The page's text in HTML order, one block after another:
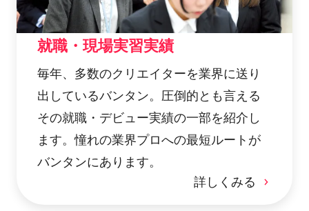
就職・現場実習実績
毎年、多数のクリエイターを業界に送り
出しているバンタン。圧倒的とも言える
その就職・デビュー実績の一部を紹介し
ます。憧れの業界プロへの最短ルートが
バンタンにあります。
詳しくみる